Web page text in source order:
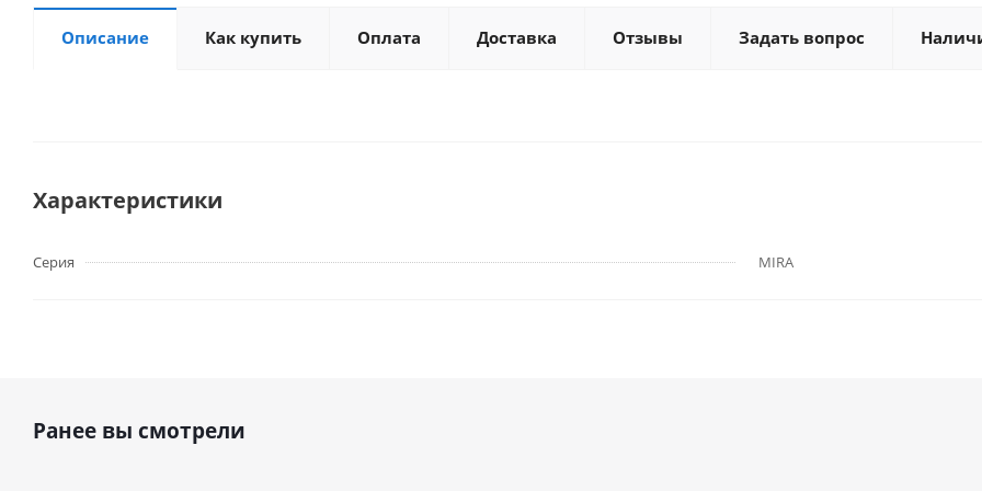
Описание Как купить Оплата Доставка Отзывы Задать вопрос
Характеристики
Серия MIRA
Ранее вы смотрели